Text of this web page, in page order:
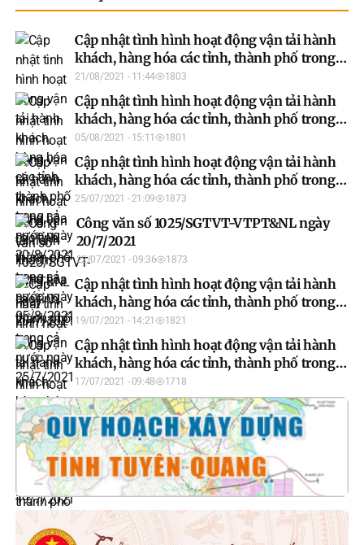
Cập nhật tình hình hoạt động vận tải hành
khách, hàng hóa các tỉnh, thành phố trong
cả nước ngày 20/8/2021
21/08/2021 - 11:44 1803
Cập nhật tình hình hoạt động vận tải hành
khách, hàng hóa các tỉnh, thành phố trong
cả nước ngày 05/8/2021
05/08/2021 - 15:11 1801
Cập nhật tình hình hoạt động vận tải hành
khách, hàng hóa các tỉnh, thành phố trong
cả nước ngày 25/7/2021
25/07/2021 - 21:09 1873
Công văn số 1025/SGTVT-VTPT&NL ngày
20/7/2021
22/07/2021 - 09:36 1873
Cập nhật tình hình hoạt động vận tải hành
khách, hàng hóa các tỉnh, thành phố trong
cả nước ngày 19/7/2021
19/07/2021 - 14:21 1821
Cập nhật tình hình hoạt động vận tải hành
khách, hàng hóa các tỉnh, thành phố trong
cả nước ngày 16/7/2021
17/07/2021 - 09:48 1718